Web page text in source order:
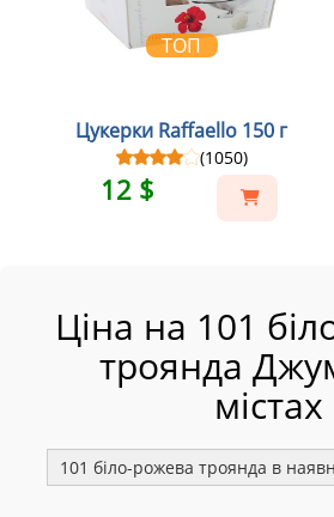
ТОП
Цукерки Raffaello 150 г
(1050)
12 $
Ціна на 101
троянда
містах
101 біло-рожева троянда в